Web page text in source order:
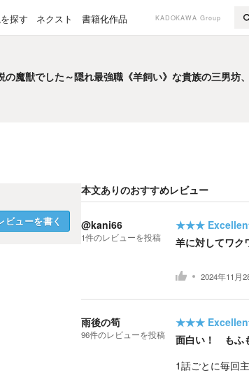
探す ネクスト 書籍化作品 KADOKAWA Group
魔獣でした～隠れ最強職《羊飼い》な貴族の三男坊
ビューを書く
本文ありのおすすめレビュー
@kani66
1件のレビューを投稿
★★★
羊に対してワク
2024年11月
雨後の筍
96件のレビューを投稿
★★★
面白い！ もふ
1話ごとに毎回